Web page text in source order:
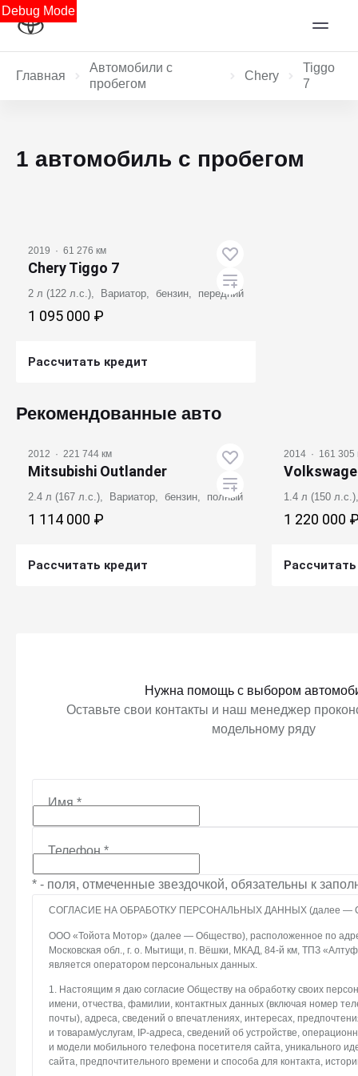
Debug Mode
Главная
Автомобили с
пробегом
Chery
Tiggo
7
1 автомобиль с пробегом
2019 · 61 276 км
Chery Tiggo 7
2 л (122 л.с.), Вариатор, бензин, передний
1 095 000 ₽
Рассчитать кредит
Рекомендованные авто
2012 · 221 744 км
Mitsubishi Outlander
2.4 л (167 л.с.), Вариатор, бензин, полный
1 114 000 ₽
Рассчитать кредит
2014 · 161 305
1.4 л (150
1 220 000
Нужна помощь с выбором
Оставьте свои контакты и наш менеджер
модельному ряду
Имя*
Телефон*
* - поля, отмеченные звездочкой, обязательны к
СОГЛАСИЕ НА ОБРАБОТКУ ПЕРСОНАЛЬНЫХ ДАННЫХ (далее —
ООО «Тойота Мотор» (далее — Общество), расположенное по
Московская обл., г. о. Мытищи, п. Вёшки, МКАД, 84-й км, ТПЗ
является оператором персональных данных.
1. Настоящим я даю согласие Обществу на обработку своих
имени, отчества, фамилии, контактных данных (включая номер
почты), адреса, сведений о впечатлениях, интересах,
и товарам/услугам, IP-адреса, сведений об устройстве,
и модели мобильного телефона посетителя сайта, уникального
сайта, предпочтительного времени и способа для контакта,